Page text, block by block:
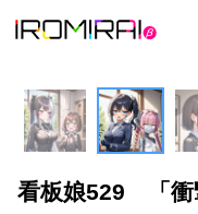
看板娘529 「衝